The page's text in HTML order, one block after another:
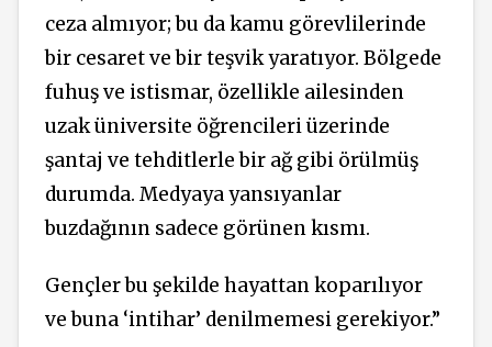
ceza almıyor; bu da kamu görevlilerinde
bir cesaret ve bir teşvik yaratıyor. Bölgede
fuhuş ve istismar, özellikle ailesinden
uzak üniversite öğrencileri üzerinde
şantaj ve tehditlerle bir ağ gibi örülmüş
durumda. Medyaya yansıyanlar
buzdağının sadece görünen kısmı.
Gençler bu şekilde hayattan koparılıyor
ve buna ‘intihar’ denilmemesi gerekiyor.”